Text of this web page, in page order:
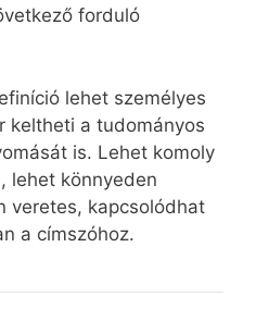
forduló
lehet személyes
keltheti a tudományos
is. Lehet komoly
lehet könnyeden
veretes, kapcsolódhat
a címszóhoz.